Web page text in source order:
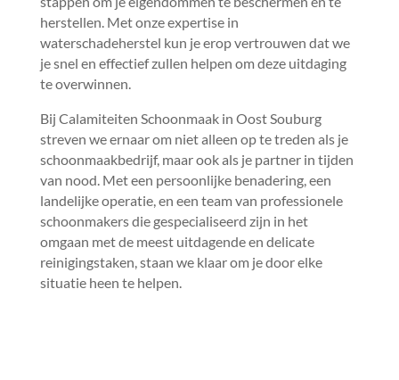
herstellen.​ Met onze expertise in
waterschadeherstel kun je erop vertrouwen dat we
je snel en effectief zullen helpen om deze uitdaging
te overwinnen.​
Bij Calamiteiten Schoonmaak in Oost Souburg
streven we ernaar om niet alleen op te treden als je
schoonmaakbedrijf, maar ook als je partner in tijden
van nood.​ Met een persoonlijke benadering, een
landelijke operatie, en een team van professionele
schoonmakers die gespecialiseerd zijn in het
omgaan met de meest uitdagende en delicate
reinigingstaken, staan we klaar om je door elke
situatie heen te helpen.​